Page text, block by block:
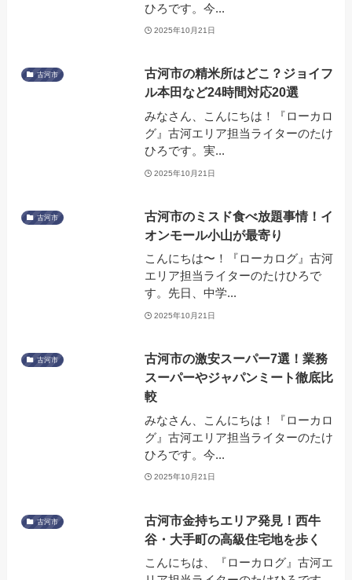
ひろです。今...
2025年10月21日
古河市
古河市の精米所はどこ？ジョイフ
ル本田など24時間対応20選
みなさん、こんにちは！『ローカロ
グ』古河エリア担当ライターのたけ
ひろです。実...
2025年10月21日
古河市
古河市のミスド食べ放題事情！イ
オンモール小山が最寄り
こんにちは〜！『ローカログ』古河
エリア担当ライターのたけひろで
す。先日、中学...
2025年10月21日
古河市
古河市の激安スーパー7選！業務
スーパーやジャパンミート徹底比
較
みなさん、こんにちは！『ローカロ
グ』古河エリア担当ライターのたけ
ひろです。今...
2025年10月21日
古河市
古河市金持ちエリア発見！西牛
谷・大手町の高級住宅地を歩く
こんにちは、『ローカログ』古河エ